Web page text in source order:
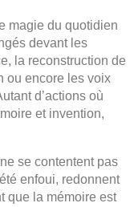
magie du quotidien
devant les
la reconstruction de
ou encore les voix
d’actions où
et invention,
se contentent pas
enfoui, redonnent
que la mémoire est